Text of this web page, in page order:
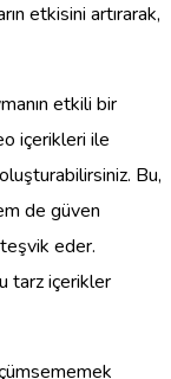
etkisini artırarak,
etkili bir
içerikleri ile
Bu,
de güven
eder.
tarz içerikler